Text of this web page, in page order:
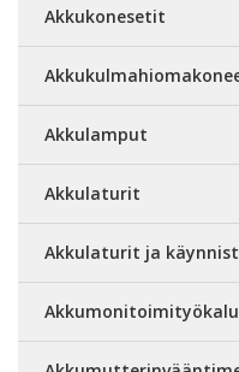
Akkukonesetit
Akkulamput
Akkulaturit
Akkulaturit ja